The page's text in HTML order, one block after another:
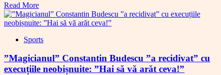
Read More
Sports
”Magicianul” Constantin Budescu ”a recidivat” cu
execuțiile neobișnuite: ”Hai să vă arăt ceva!”